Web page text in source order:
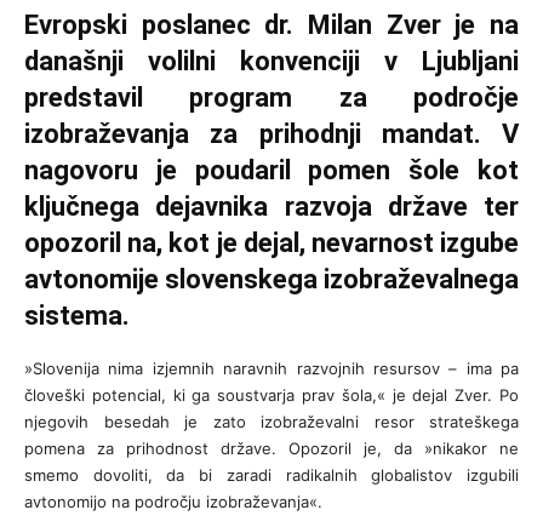
Evropski poslanec dr. Milan Zver je na
današnji volilni konvenciji v Ljubljani
predstavil program za področje
izobraževanja za prihodnji mandat. V
nagovoru je poudaril pomen šole kot
ključnega dejavnika razvoja države ter
opozoril na, kot je dejal, nevarnost izgube
avtonomije slovenskega izobraževalnega
sistema.
»Slovenija nima izjemnih naravnih razvojnih resursov – ima pa
človeški potencial, ki ga soustvarja prav šola,« je dejal Zver. Po
njegovih besedah je zato izobraževalni resor strateškega
pomena za prihodnost države. Opozoril je, da »nikakor ne
smemo dovoliti, da bi zaradi radikalnih globalistov izgubili
avtonomijo na področju izobraževanja«.